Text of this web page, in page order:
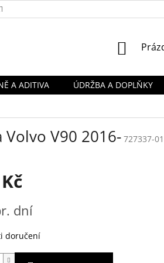
A ADITIVA ÚDRŽBA A DOPLŇKY
V90 2016- 727337-01
dní
doručení